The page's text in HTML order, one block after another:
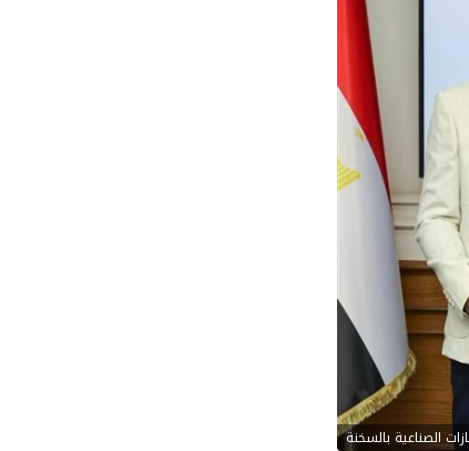
الصناعية بالسخنة